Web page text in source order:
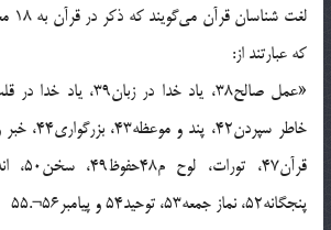
كه عبارتند از:
پنجگانه52، نماز جمعه53، توحيد54 و پيامبر56¬.55